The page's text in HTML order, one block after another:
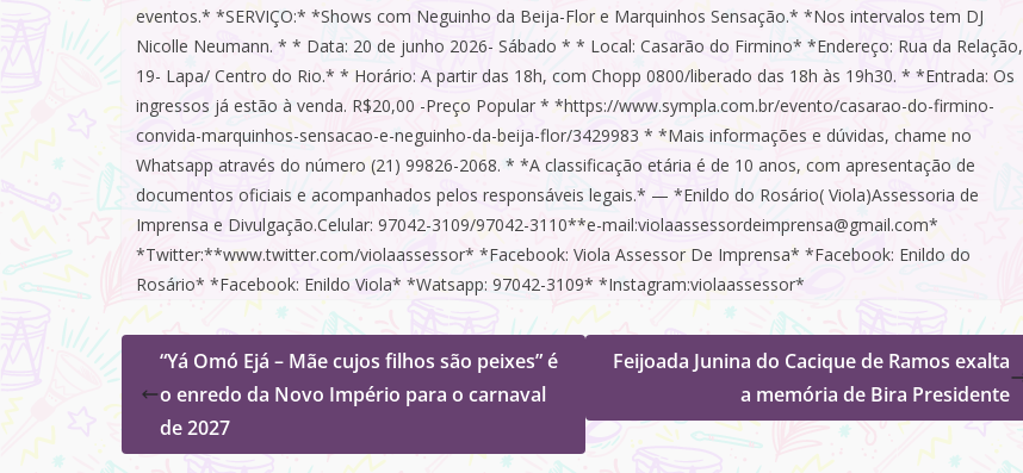
eventos.* *SERVIÇO:* *Shows com Neguinho da Beija-Flor e Marquinhos Sensação.* *Nos intervalos tem DJ
Nicolle Neumann. * * Data: 20 de junho 2026- Sábado * * Local: Casarão do Firmino* *Endereço: Rua da Relação,
19- Lapa/ Centro do Rio.* * Horário: A partir das 18h, com Chopp 0800/liberado das 18h às 19h30. * *Entrada: Os
ingressos já estão à venda. R$20,00 -Preço Popular * *https://www.sympla.com.br/evento/casarao-do-firmino-
convida-marquinhos-sensacao-e-neguinho-da-beija-flor/3429983 * *Mais informações e dúvidas, chame no
Whatsapp através do número (21) 99826-2068. * *A classificação etária é de 10 anos, com apresentação de
documentos oficiais e acompanhados pelos responsáveis legais.* — *Enildo do Rosário( Viola)Assessoria de
Imprensa e Divulgação.Celular: 97042-3109/97042-3110**e-mail:violaassessordeimprensa@gmail.com*
*Twitter:**www.twitter.com/violaassessor* *Facebook: Viola Assessor De Imprensa* *Facebook: Enildo do
Rosário* *Facebook: Enildo Viola* *Watsapp: 97042-3109* *Instagram:violaassessor*
“Yá Omó Ejá – Mãe cujos filhos são peixes” é
o enredo da Novo Império para o carnaval
de 2027
Feijoada Junina do Cacique de Ramos exalta
a memória de Bira Presidente